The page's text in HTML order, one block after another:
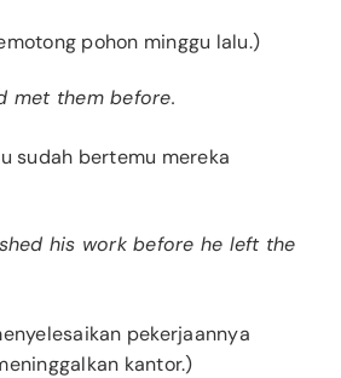
pohon minggu lalu.)
met them before.
sudah bertemu mereka
his work before he left the
pekerjaannya
kantor.)